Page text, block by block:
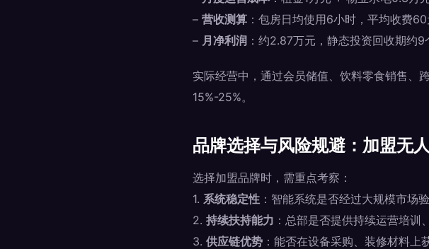
– 营收测算 ：包房日均使用6小时，平均收费
– 月净利润 ：约2.87万元，静态投资回收期约9
实际经营中，通过会员储值、饮料零食销售、
15%-25%。
品牌选择与风险规避：加盟无
选择加盟品牌时，需重点考察：
1. 系统稳定性 ：智能系统是否经过大规模市场
2. 持续扶持能力 ：总部是否提供持续运营培训
3. 供应链优势 ：能否在设备采购、装修材料上